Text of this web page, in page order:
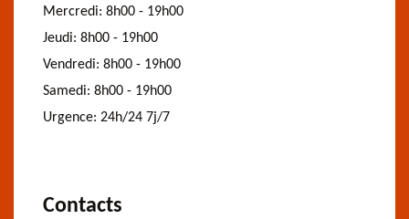
Mercredi: 8h00 - 19h00
Jeudi: 8h00 - 19h00
Vendredi: 8h00 - 19h00
Samedi: 8h00 - 19h00
Urgence: 24h/24 7j/7
Contacts